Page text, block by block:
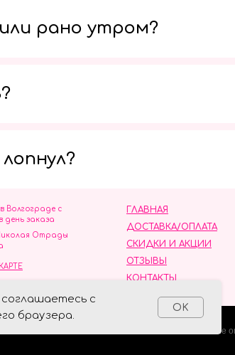
с
браузера.
OK
рано утром?
ОТЗЫВЫ
ГЛАВНАЯ
ДОСТАВКА/ОПЛАТА
СКИДКИ И АКЦИИ
КОНТАКТЫ
Волгограде с
день заказа
Отрады
персональных данных
Made